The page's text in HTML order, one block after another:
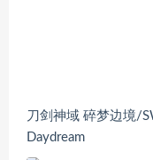
刀剑神域 碎梦边境/
Daydream